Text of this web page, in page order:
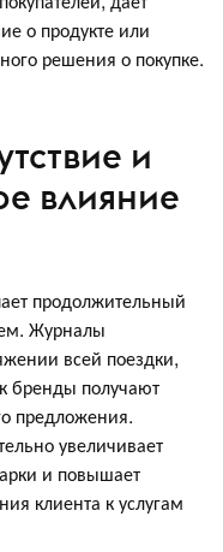
о продукте или
решения о покупке.
и
влияние
продолжительный
Журналы
всей поездки,
бренды получают
предложения.
увеличивает
и повышает
клиента к услугам